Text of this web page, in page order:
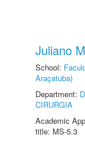
Juliano
School:
Araçatuba)
Department:
CIRURGIA
Academic
title: MS-5.3